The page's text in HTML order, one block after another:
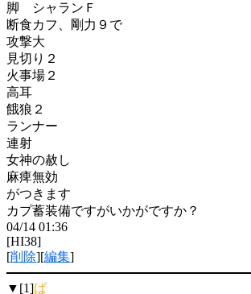
脚 シャランＦ
断食カフ、剛力９で
攻撃大
見切り２
火事場２
高耳
餓狼２
ランナー
連射
女神の赦し
麻痺無効
がつきます
カプ蓄装備ですがいかがですか？
04/14 01:36
[HI38]
[削除][編集]
▼[1]ば